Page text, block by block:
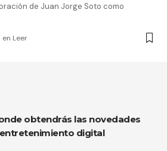
de Juan Jorge Soto como
en Leer
digital